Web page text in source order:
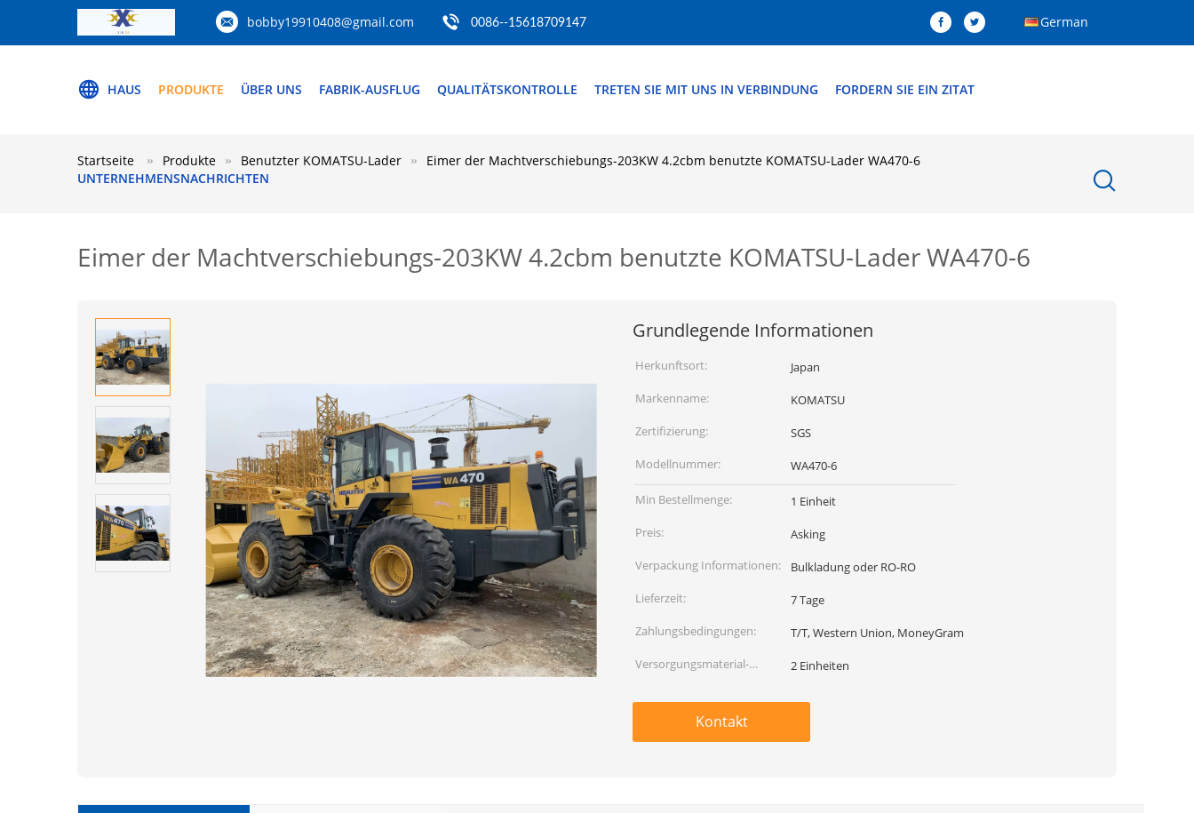
bobby19910408@gmail.com 0086--15618709147 German
HAUS PRODUKTE ÜBER UNS FABRIK-AUSFLUG QUALITÄTSKONTROLLE TRETEN SIE MIT UNS IN VERBINDUNG FORDERN SIE EIN ZITAT
UNTERNEHMENSNACHRICHTEN
Startseite Produkte Benutzter KOMATSU-Lader Eimer der Machtverschiebungs-203KW 4.2cbm benutzte KOMATSU-Lader WA470-6
Eimer der Machtverschiebungs-203KW 4.2cbm benutzte KOMATSU-Lader WA470-6
Grundlegende Informationen
Herkunftsort:
Japan
Markenname:
KOMATSU
Zertifizierung:
SGS
Modellnummer:
WA470-6
Min Bestellmenge:
1 Einheit
Preis:
Asking
Verpackung Informationen:
Bulkladung oder RO-RO
Lieferzeit:
7 Tage
Zahlungsbedingungen:
T/T, Western Union, MoneyGram
Versorgungsmaterial-
2 Einheiten
Kontakt